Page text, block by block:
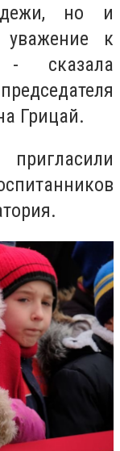
но и
к
- сказала
Грицай.